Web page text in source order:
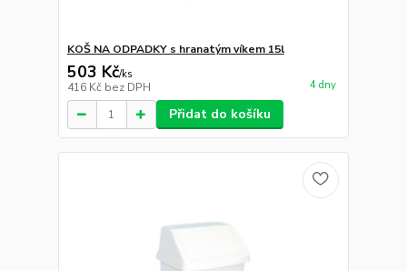
KOŠ NA ODPADKY s hranatým víkem 15l
503 Kč/ks
416 Kč bez DPH 4 dny
Přidat do košíku